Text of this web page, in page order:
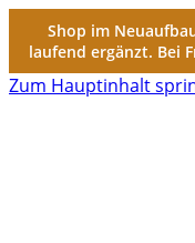
Shop im
laufend ergänzt. Bei
Zum Hauptinhalt